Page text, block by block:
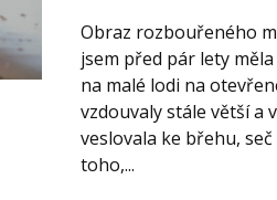
Obraz rozbouřeného
jsem před pár lety
na malé lodi na
vzdouvaly stále větší a
veslovala ke břehu,
toho,...